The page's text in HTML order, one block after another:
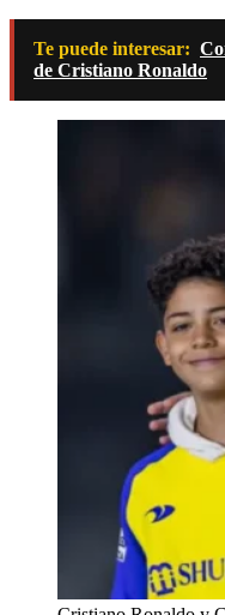
Te puede interesar:
de Cristiano Ronaldo